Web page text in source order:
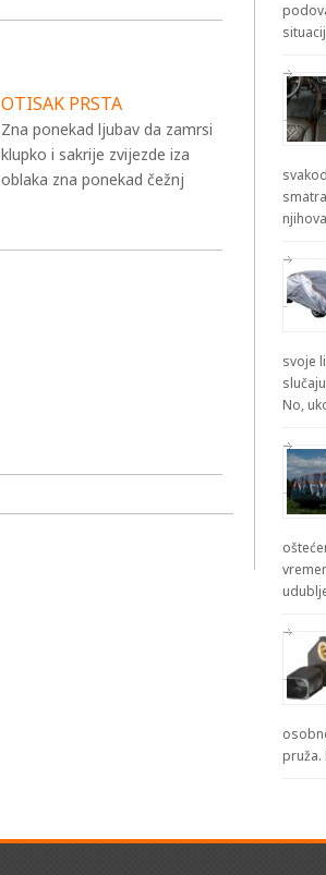
OTISAK PRSTA
Zna ponekad ljubav da zamrsi
klupko i sakrije zvijezde iza
oblaka zna ponekad čežnj
svoje
No,